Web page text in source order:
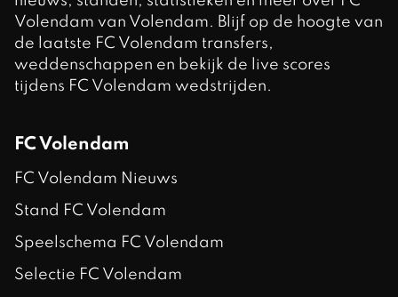
Volendam van Volendam. Blijf op de hoogte van
de laatste FC Volendam transfers,
weddenschappen en bekijk de live scores
tijdens FC Volendam wedstrijden.
FC Volendam
FC Volendam Nieuws
Stand FC Volendam
Speelschema FC Volendam
Selectie FC Volendam